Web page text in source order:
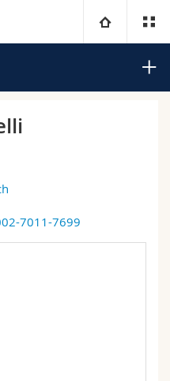
la formation
7011-7699